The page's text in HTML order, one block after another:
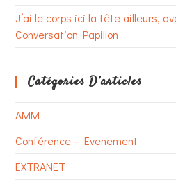
J’ai le corps ici la tête ailleurs,
Conversation Papillon
Catégories D’articles
AMM
Conférence – Evenement
EXTRANET